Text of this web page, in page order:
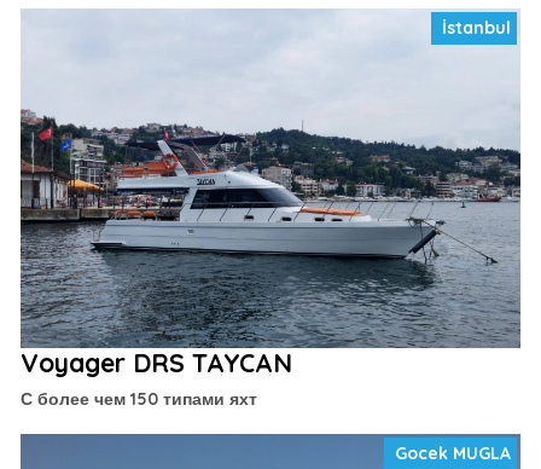
İstanbul
Voyager DRS TAYCAN
С более чем 150 типами яхт
Gocek MUGLA